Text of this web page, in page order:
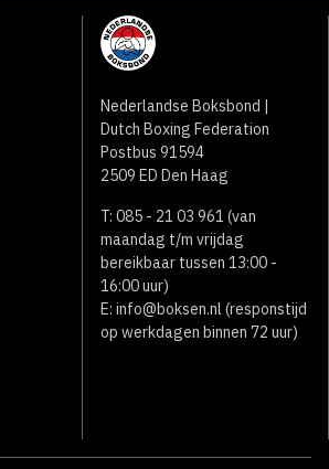
Nederlandse Boksbond |
Dutch Boxing Federation
Postbus 91594
2509 ED Den Haag
T: 085 - 21 03 961 (van
maandag t/m vrijdag
bereikbaar tussen 13:00 -
16:00 uur)
E: info@boksen.nl (responstijd
op werkdagen binnen 72 uur)